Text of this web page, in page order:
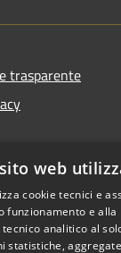
trasparente
accessibilità
web
cookie tecnici e
funzionamento e alla
tecnico analitico al
statistiche,